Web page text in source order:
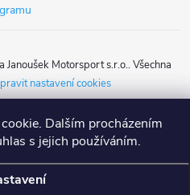
Dalším procházením
s jejich používáním.
Janoušek Motorsport s.r.o.. Všechna
nastavení cookies